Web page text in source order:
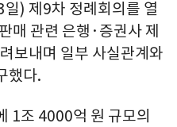
) 제9차 정례회의를 열
매 관련 은행·증권사 제
보내며 일부 사실관계와
했다.
1조 4000억 원 규모의